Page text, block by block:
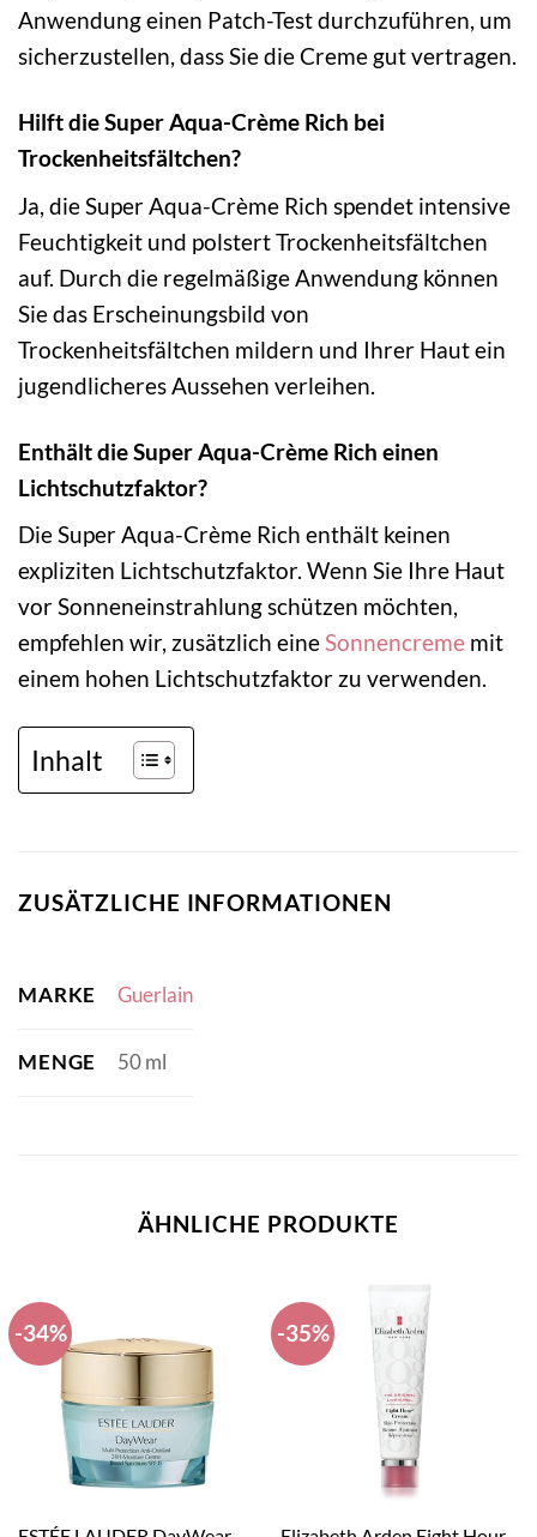
Anwendung einen Patch-Test durchzuführen, um
sicherzustellen, dass Sie die Creme gut vertragen.
Hilft die Super Aqua-Crème Rich bei
Trockenheitsfältchen?
Ja, die Super Aqua-Crème Rich spendet intensive
Feuchtigkeit und polstert Trockenheitsfältchen
auf. Durch die regelmäßige Anwendung können
Sie das Erscheinungsbild von
Trockenheitsfältchen mildern und Ihrer Haut ein
jugendlicheres Aussehen verleihen.
Enthält die Super Aqua-Crème Rich einen
Lichtschutzfaktor?
Die Super Aqua-Crème Rich enthält keinen
expliziten Lichtschutzfaktor. Wenn Sie Ihre Haut
vor Sonneneinstrahlung schützen möchten,
empfehlen wir, zusätzlich eineSonnencreme mit
einem hohen Lichtschutzfaktor zu verwenden.
Inhalt
ZUSÄTZLICHE INFORMATIONEN
MARKE Guerlain
MENGE 50 ml
ÄHNLICHE PRODUKTE
-34% -35%